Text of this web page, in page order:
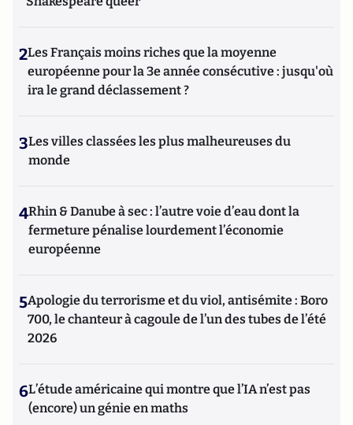
2Les Français moins riches que la moyenne
européenne pour la 3e année consécutive : jusqu'où
ira le grand déclassement ?
3Les villes classées les plus malheureuses du
monde
4Rhin & Danube à sec : l’autre voie d’eau dont la
fermeture pénalise lourdement l’économie
européenne
5Apologie du terrorisme et du viol, antisémite : Boro
700, le chanteur à cagoule de l’un des tubes de l’été
2026
6L’étude américaine qui montre que l’IA n’est pas
(encore) un génie en maths